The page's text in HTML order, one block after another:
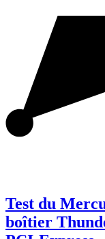
Test du
boîtier